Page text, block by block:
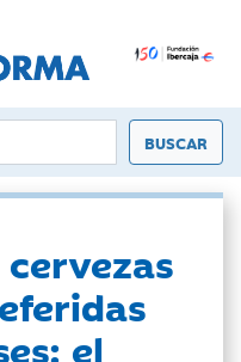
cervezas
el